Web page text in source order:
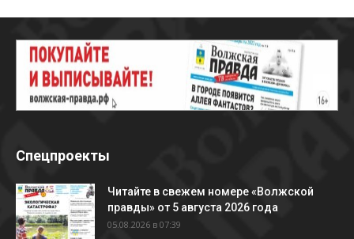
Спецпроекты
Читайте в свежем номере «Волжской
правды» от 5 августа 2026 года
05.08.2026 в 07:39